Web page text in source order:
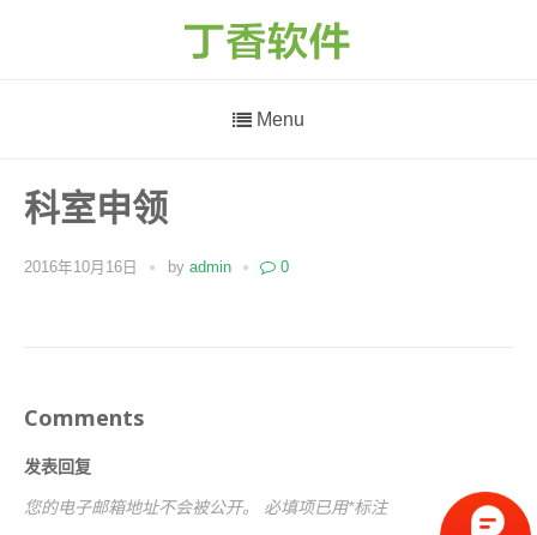
Menu
科室申领
2016年10月16日 by admin 0
Comments
发表回复
您的电子邮箱地址不会被公开。 必填项已用*标注